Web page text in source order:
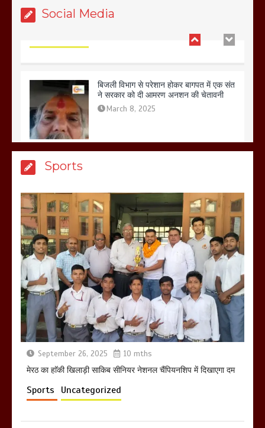
Social Media
March 8, 2025
होलिका रखने पर लात मार कर होलिका को किया
तहस नहस,मोहल्ले वालों के साथ की गई गाली
गलोच ,कहा अगर रखी गई होली तो होगा खून
खराबा,
March 11, 2025
Sports
September 26, 2025 10 mths
मेरठ का हाॅकी खिलाड़ी साकिब सीनियर नेशनल चैंपियनशिप में दिखाएगा दम
Sports Uncategorized